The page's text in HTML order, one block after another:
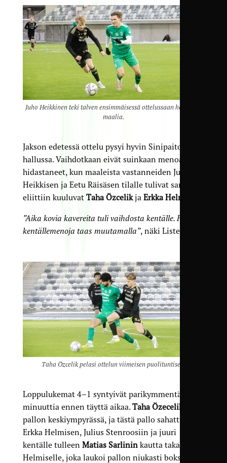
Juho Heikkinen teki talven ensimmäisessä ottelussaan heti kaksi
maalia.
Jakson edetessä ottelu pysyi hyvin Sinipaitojen
hallussa. Vaihdotkaan eivät suinkaan menoa
hidastaneet, kun maaleista vastanneiden Juho
Heikkisen ja Eetu Räisäsen tilalle tulivat sarjan
eliittiin kuuluvat Taha Özcelikja Erkka Helminen
”Aika kovia kavereita tuli vaihdosta kentälle. Hyviä
kentällemenoja taas muutamalla”, näki Listenmaa.
Taha Özcelik pelasi ottelun viimeisen puolituntisen.
Loppulukemat 4–1 syntyivät parikymmentä
minuuttia ennen täyttä aikaa.Taha Özecelik
pallon keskiympyrässä, ja tästä pallo sahattiin
Erkka Helmisen, Julius Stenroosiin ja juuri
kentälle tulleen Matias Sarlinin kautta takaisin
Helmiselle, joka laukoi pallon niukasti boksin